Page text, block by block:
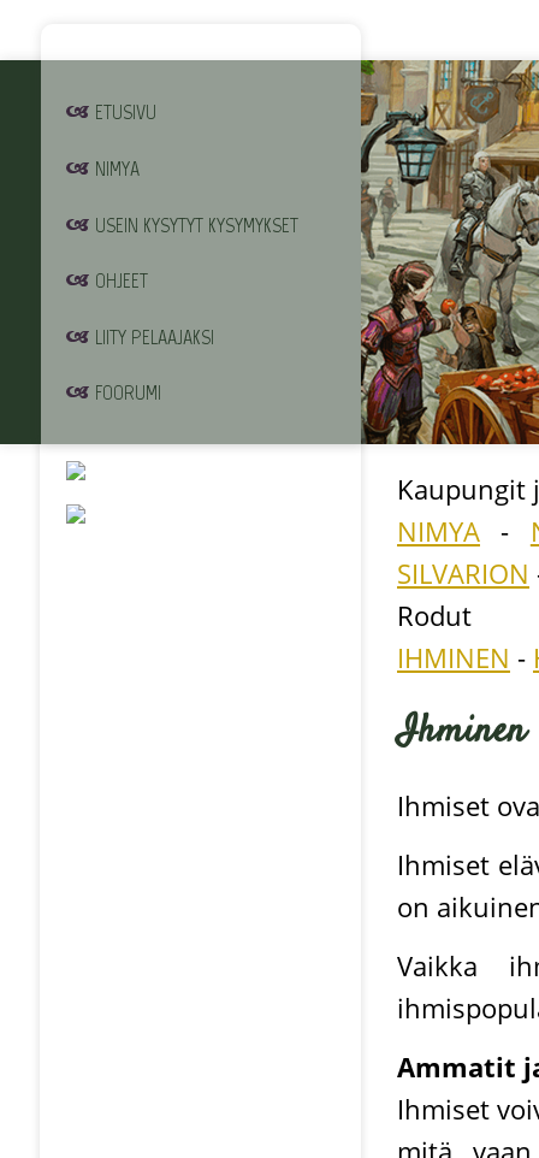
ETUSIVU
NIMYA
USEIN KYSYTYT KYSYMYKSET
OHJEET
LIITY PELAAJAKSI
FOORUMI
Kaupungit
NIMYA -
SILVARION
Rodut
IHMINEN -
Ihminen
Ihmiset
Ihmiset
on
Vaikka
Ammatit
Ihmiset